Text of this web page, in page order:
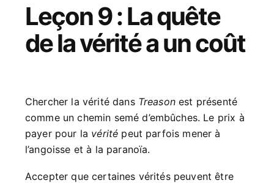
Leçon 9 : La quête
de la vérité a un coût
Chercher la vérité dans Treasonest présenté
comme un chemin semé d’embûches. Le prix à
payer pour la vérité peut parfois mener à
l’angoisse et à la paranoïa.
Accepter que certaines vérités peuvent être